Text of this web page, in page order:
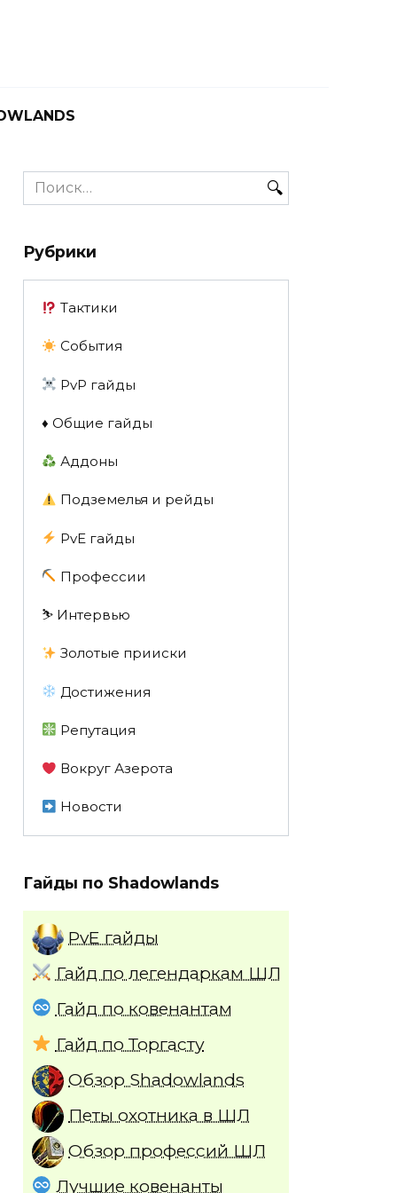
Search
for:
Рубрики
Тактики
События
PvP гайды
♦️ Общие гайды
Аддоны
Подземелья и рейды
PvE гайды
Профессии
⛷️ Интервью
Золотые прииски
Достижения
Репутация
Вокруг Азерота
Новости
Гайды по Shadowlands
PvE гайды
Гайд по легендаркам ШЛ
Гайд по ковенантам
Гайд по Торгасту
Обзор Shadowlands
Петы охотника в ШЛ
Обзор профессий ШЛ
Лучшие ковенанты